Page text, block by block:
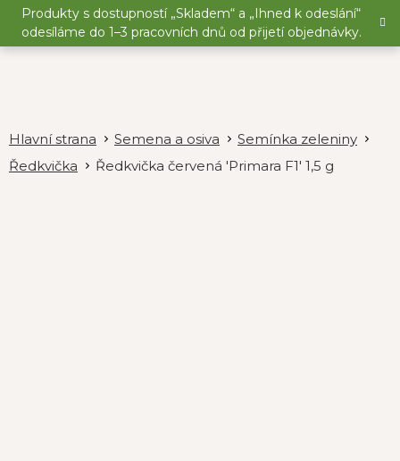
Přejít
obsah
Produkty s dostupností „Skladem“ a „Ihned k odeslání“
odesíláme do 1–3 pracovních dnů od přijetí objednávky.
Semena a osiva
Semínka zeleniny
Ředkvička
Ředkvička červená 'Primara F1' 1,5 g